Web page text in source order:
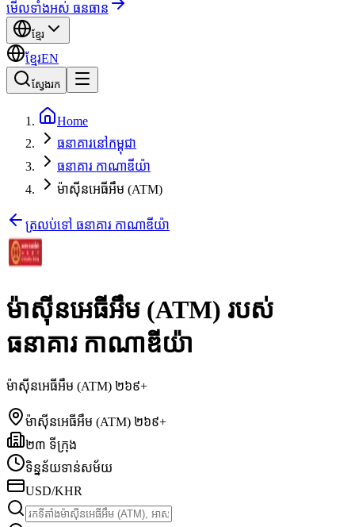
មើលទាំងអស់ ធនធាន
ខ្មែរ
ខ្មែរEN
ស្វែងរក
Home
ធនាគារនៅកម្ពុជា
ធនាគារ កាណាឌីយ៉ា
ម៉ាស៊ីនអេធីអឹម (ATM)
ត្រលប់ទៅ ធនាគារ កាណាឌីយ៉ា
ម៉ាស៊ីនអេធីអឹម (ATM) របស់
ធនាគារ កាណាឌីយ៉ា
ម៉ាស៊ីនអេធីអឹម (ATM) ២៦៩+
ម៉ាស៊ីនអេធីអឹម (ATM) ២៦៩+
២៣ ទីក្រុង
ទិន្នន័យទាន់សម័យ
USD/KHR